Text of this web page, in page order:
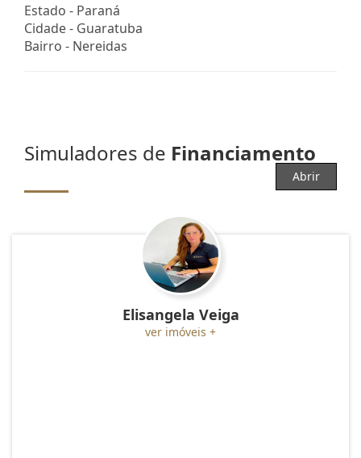
Estado - Paraná
Cidade - Guaratuba
Bairro - Nereidas
Simuladores de Financiamento
Abrir
Elisangela Veiga
ver imóveis +